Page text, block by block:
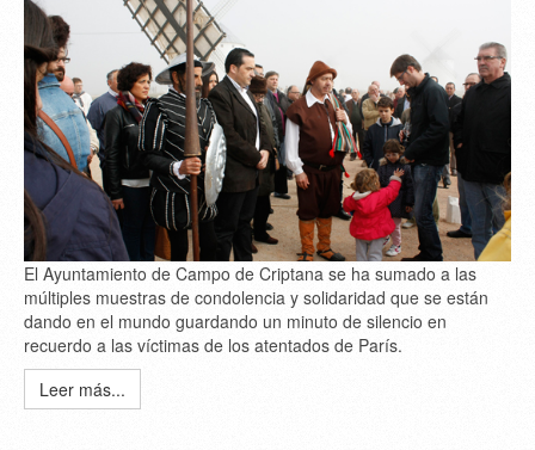
El Ayuntamiento de Campo de Criptana se ha sumado a las
múltiples muestras de condolencia y solidaridad que se están
dando en el mundo guardando un minuto de silencio en
recuerdo a las víctimas de los atentados de París.
Leer más...